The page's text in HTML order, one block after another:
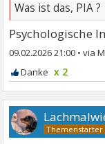
Was ist das, PIA ?
Psychologische
09.02.2026 21:00 •
x 2